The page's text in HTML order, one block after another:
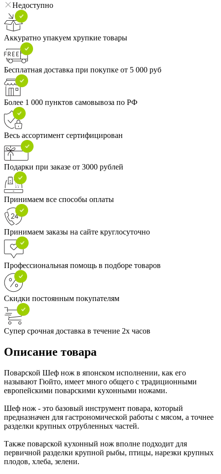
Недоступно
Аккуратно упакуем хрупкие товары
Бесплатная доставка при покупке от 5 000 руб
Более 1 000 пунктов самовывоза по РФ
Весь ассортимент сертифицирован
Подарки при заказе от 3000 рублей
Принимаем все способы оплаты
Принимаем заказы на сайте круглосуточно
Профессиональная помощь в подборе товаров
Скидки постоянным покупателям
Супер срочная доставка в течение 2х часов
Описание товара
Поварской Шеф нож в японском исполнении, как его
называют Гюйто, имеет много общего с традиционными
европейскими поварскими кухонными ножами.
Шеф нож - это базовый инструмент повара, который
предназначен для гастрономической работы с мясом, а точнее
разделки крупных отрубленных частей.
Также поварской кухонный нож вполне подходит для
первичной разделки крупной рыбы, птицы, нарезки крупных
плодов, хлеба, зелени.